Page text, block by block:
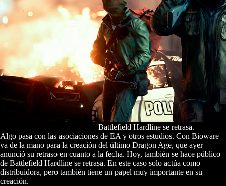
Battlefield Hardline se retrasa.
Algo pasa con las asociaciones de EA y otros estudios. Con Bioware
va de la mano para la creación del último Dragon Age, que ayer
anunció su retraso en cuanto a la fecha. Hoy, también se hace público
de Battlefield Hardline se retrasa. En este caso solo actúa como
distribuidora, pero también tiene un papel muy importante en su
creación.